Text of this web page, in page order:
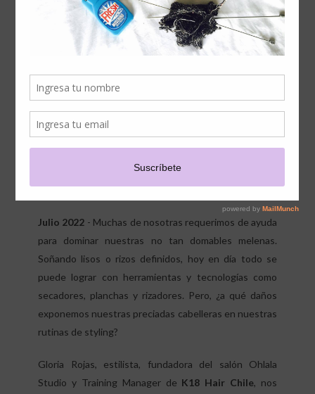
ACTUALIZACIÓN COMUNICADO DE PRENSA
HAIRCARE K18 HAIR
4 SECRETOS PARA QUE EL
CALOR NO DESTROCE TU
CABELLO SEGÚN UN
PELUQUERO
Lo que debes saber para lucir una melena soñada aún a altas
temperaturas
Julio 2022 - Muchas de nosotras requerimos de ayuda
para dominar nuestras no tan domables melenas.
Soñando lisos o rizos definidos, hoy en día todo se
puede lograr con herramientas y tecnologías como
secadores, planchas y rizadores. Pero, ¿a qué daños
exponemos nuestras preciadas cabelleras en nuestras
rutinas de styling?
Gloria Rojas, estilista, fundadora del salón Ohlala
Studio y Training Manager de K18 Hair Chile, nos